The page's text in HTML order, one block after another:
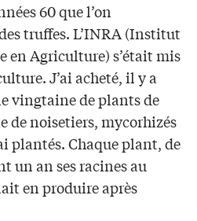
60 que l’on
truffes. L’INRA (Institut
en Agriculture) s’était mis
J’ai acheté, il y a
vingtaine de plants de
de noisetiers, mycorhizés
plantés. Chaque plant, de
un an ses racines au
en produire après